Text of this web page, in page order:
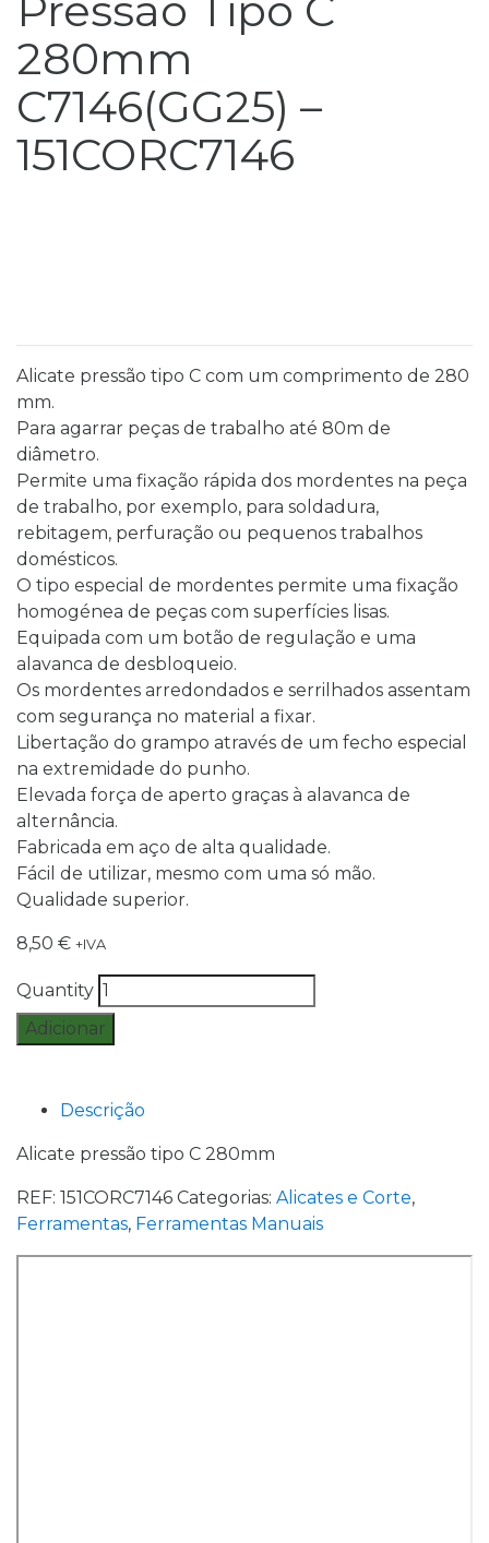
280mm
C7146(GG25) –
151CORC7146
Alicate pressão tipo C com um comprimento de 280
mm.
Para agarrar peças de trabalho até 80m de
diâmetro.
Permite uma fixação rápida dos mordentes na peça
de trabalho, por exemplo, para soldadura,
rebitagem, perfuração ou pequenos trabalhos
domésticos.
O tipo especial de mordentes permite uma fixação
homogénea de peças com superfícies lisas.
Equipada com um botão de regulação e uma
alavanca de desbloqueio.
Os mordentes arredondados e serrilhados assentam
com segurança no material a fixar.
Libertação do grampo através de um fecho especial
na extremidade do punho.
Elevada força de aperto graças à alavanca de
alternância.
Fabricada em aço de alta qualidade.
Fácil de utilizar, mesmo com uma só mão.
Qualidade superior.
8,50 € +IVA
Quantity
Adicionar
Descrição
Alicate pressão tipo C 280mm
REF: 151CORC7146 Categorias: Alicates e Corte,
Ferramentas, Ferramentas Manuais